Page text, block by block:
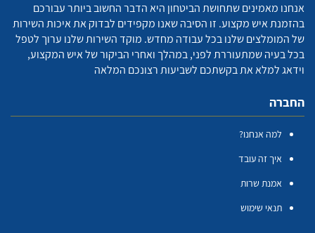
אנחנו מאמינים שתחושת הביטחון היא הדבר החשוב ביותר עבורכם
בהזמנת איש מקצוע. זו הסיבה שאנו מקפידים לבדוק את איכות השירות
של המומלצים שלנו בכל עבודה מחדש. מוקד השירות שלנו ערוך לטפל
בכל בעיה שמתעוררת לפני, במהלך ואחרי הביקור של איש המקצוע,
וידאג למלא את בקשתכם לשביעות רצונכם המלאה
החברה
למה אנחנו?
איך זה עובד
אמנת שרות
תנאי שימוש